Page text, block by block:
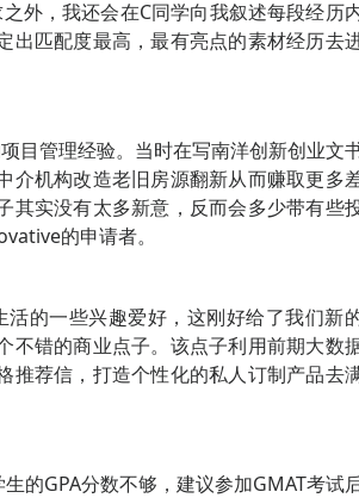
外，我还会在C同学向我叙述每段经历
出匹配度最高，最有亮点的素材经历去
目管理经验。当时在写南洋创新创业文
介机构改造老旧房源翻新从而赚取更多
其实没有太多新意，反而会多少带有些
的申请者。
的一些兴趣爱好，这刚好给了我们新
不错的商业点子。该点子利用前期大数
推荐信，打造个性化的私人订制产品去
的GPA分数不够，建议参加GMAT考试